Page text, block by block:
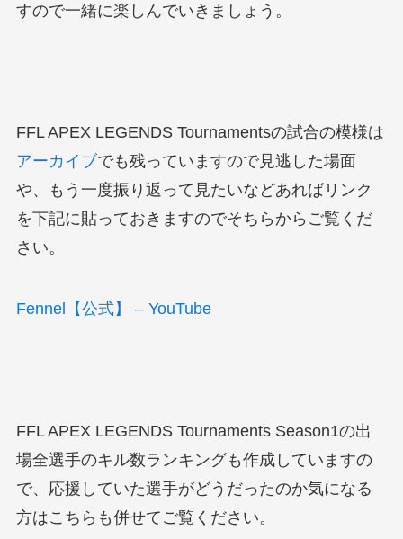
すので一緒に楽しんでいきましょう。
FFL APEX LEGENDS Tournamentsの試合の模様は
アーカイブでも残っていますので見逃した場面
や、もう一度振り返って見たいなどあればリンク
を下記に貼っておきますのでそちらからご覧くだ
さい。
Fennel【公式】 – YouTube
FFL APEX LEGENDS Tournaments Season1の出
場全選手のキル数ランキングも作成していますの
で、応援していた選手がどうだったのか気になる
方はこちらも併せてご覧ください。